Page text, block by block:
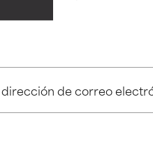
revisar.
revisar.